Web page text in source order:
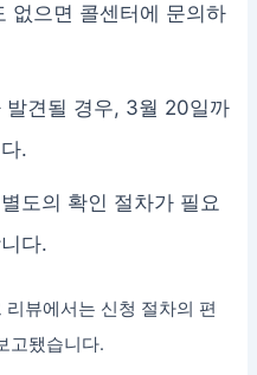
없으면 콜센터에 문의하
발견될 경우, 3월 20일까
.
도의 확인 절차가 필요
다.
뷰에서는 신청 절차의 편
고됐습니다.